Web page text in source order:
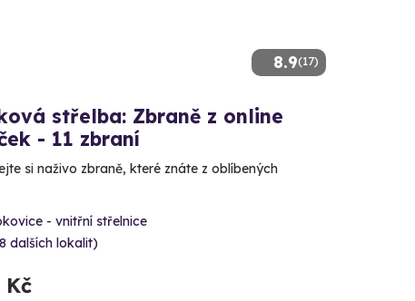
8.9(17)
střelba: Zbraně z online
- 11 zbraní
si naživo zbraně, které znáte z oblíbených
- vnitřní střelnice
dalších lokalit)
Kč